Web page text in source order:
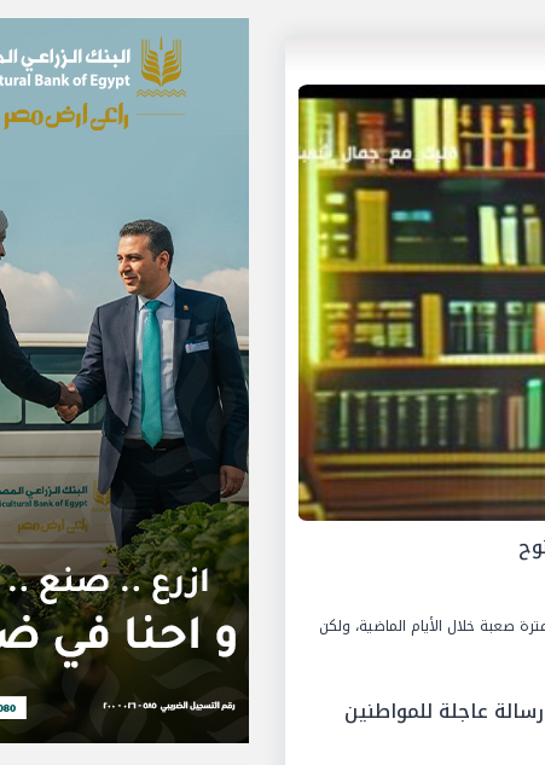
صعبة خلال الأيام الماضية، ولكن
عاجلة للمواطنين